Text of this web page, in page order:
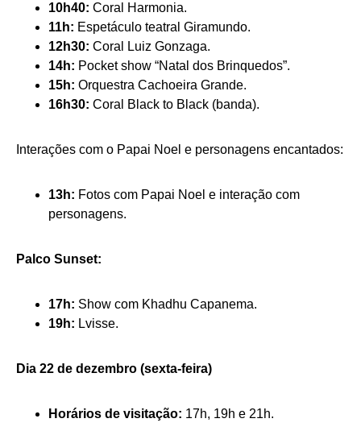
10h40: Coral Harmonia.
11h: Espetáculo teatral Giramundo.
12h30: Coral Luiz Gonzaga.
14h: Pocket show “Natal dos Brinquedos”.
15h: Orquestra Cachoeira Grande.
16h30: Coral Black to Black (banda).
Interações com o Papai Noel e personagens encantados:
13h: Fotos com Papai Noel e interação com
personagens.
Palco Sunset:
17h: Show com Khadhu Capanema.
19h: Lvisse.
Dia 22 de dezembro (sexta-feira)
Horários de visitação: 17h, 19h e 21h.